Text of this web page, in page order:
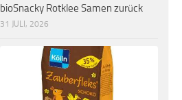
bioSnacky Rotklee Samen zurück
31 JULI, 2026